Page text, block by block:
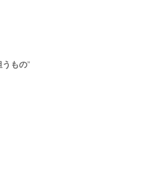
うもの”